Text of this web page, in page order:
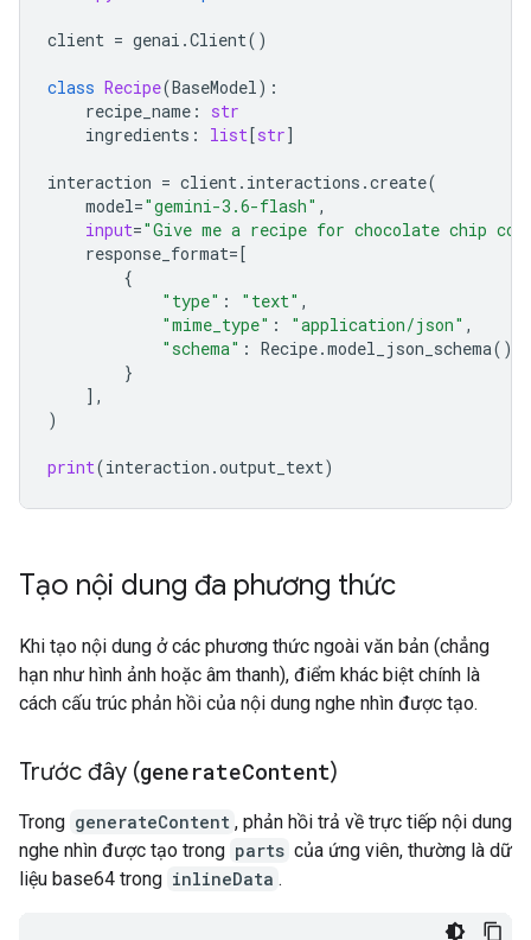
client = genai .Client()
class Recipe(BaseModel):
recipe_name :
str
ingredients : list[str]
interaction = client. interactions .create(
model="gemini-3.6-flash" ,
input="Give me a recipe for chocolate chip
response_format=[
{
"type" : "text" ,
"mime_type" : "application/json" ,
"schema" : Recipe.model_json_schema(),
}
],
)
print(interaction .output_text)
Tạo nội dung đa phương thức
Khi tạo nội dung ở các phương thức ngoài văn bản (chẳng
hạn như hình ảnh hoặc âm thanh), điểm khác biệt chính là
cách cấu trúc phản hồi của nội dung nghe nhìn được tạo.
Trước đây (generateContent)
Trong generateContent , phản hồi trả về trực tiếp nội dung
nghe nhìn được tạo trong parts của ứng viên, thường là dữ
liệu base64 trong inlineData .